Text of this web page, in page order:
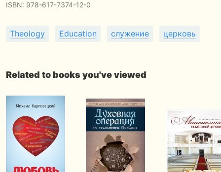
ISBN: 978-617-7374-12-0
Theology Education служение церковь
Related to books you've viewed